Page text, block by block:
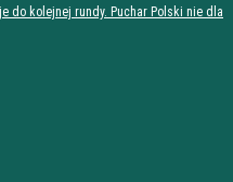
do kolejnej rundy. Puchar Polski nie dla